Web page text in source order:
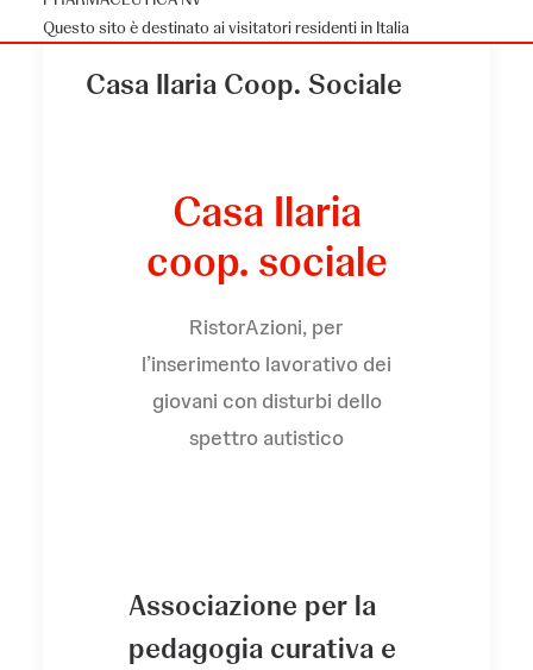
Questo sito è destinato ai visitatori residenti in Italia
Casa Ilaria Coop. Sociale
Casa Ilaria
coop. sociale
RistorAzioni, per
l’inserimento lavorativo dei
giovani con disturbi dello
spettro autistico
Associazione per la
pedagogia curativa e